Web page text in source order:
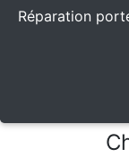
Réparation